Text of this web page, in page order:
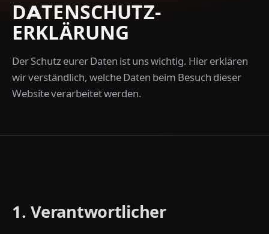
DATENSCHUTZ­
ERKLÄRUNG
Der Schutz eurer Daten ist uns wichtig. Hier erklären
wir verständlich, welche Daten beim Besuch dieser
Website verarbeitet werden.
1. Verantwortlicher